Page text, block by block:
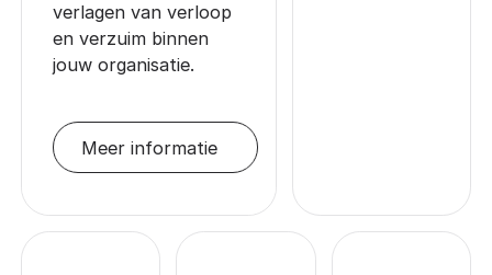
verlagen van verloop
en verzuim binnen
jouw organisatie.
Meer informatie